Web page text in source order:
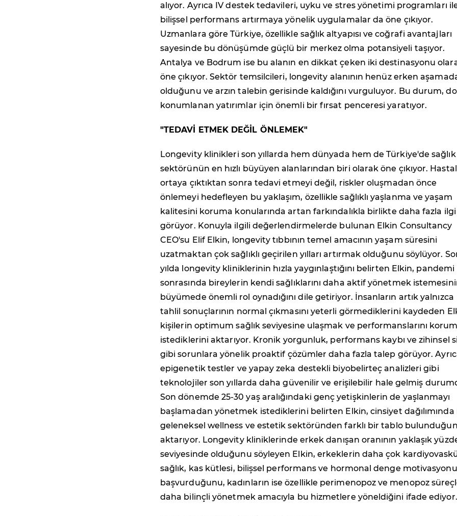
alıyor. Ayrıca IV destek tedavileri, uyku ve stres yönetimi programları
bilişsel performans artırmaya yönelik uygulamalar da öne çıkıyor.
Uzmanlara göre Türkiye, özellikle sağlık altyapısı ve coğrafi avantajları
sayesinde bu dönüşümde güçlü bir merkez olma potansiyeli taşıyor.
Antalya ve Bodrum ise bu alanın en dikkat çeken iki destinasyonu
öne çıkıyor. Sektör temsilcileri, longevity alanının henüz erken
olduğunu ve arzın talebin gerisinde kaldığını vurguluyor. Bu durum,
konumlanan yatırımlar için önemli bir fırsat penceresi yaratıyor.
"TEDAVİ ETMEK DEĞİL ÖNLEMEK"
Longevity klinikleri son yıllarda hem dünyada hem de Türkiye'de sağlık
sektörünün en hızlı büyüyen alanlarından biri olarak öne çıkıyor.
ortaya çıktıktan sonra tedavi etmeyi değil, riskler oluşmadan önce
önlemeyi hedefleyen bu yaklaşım, özellikle sağlıklı yaşlanma ve yaşam
kalitesini koruma konularında artan farkındalıkla birlikte daha fazla ilgi
görüyor. Konuyla ilgili değerlendirmelerde bulunan Elkin Consultancy
CEO'su Elif Elkin, longevity tıbbının temel amacının yaşam süresini
uzatmaktan çok sağlıklı geçirilen yılları artırmak olduğunu söylüyor.
yılda longevity kliniklerinin hızla yaygınlaştığını belirten Elkin, pandemi
sonrasında bireylerin kendi sağlıklarını daha aktif yönetmek
büyümede önemli rol oynadığını dile getiriyor. İnsanların artık yalnızca
tahlil sonuçlarının normal çıkmasını yeterli görmediklerini kaydeden
kişilerin optimum sağlık seviyesine ulaşmak ve performanslarını
istediklerini aktarıyor. Kronik yorgunluk, performans kaybı ve zihinsel
gibi sorunlara yönelik proaktif çözümler daha fazla talep görüyor.
epigenetik testler ve yapay zeka destekli biyobelirteç analizleri gibi
teknolojiler son yıllarda daha güvenilir ve erişilebilir hale gelmiş
Son dönemde 25-30 yaş aralığındaki genç yetişkinlerin de yaşlanmayı
başlamadan yönetmek istediklerini belirten Elkin, cinsiyet dağılımında
geleneksel wellness ve estetik sektöründen farklı bir tablo
aktarıyor. Longevity kliniklerinde erkek danışan oranının yaklaşık
seviyesinde olduğunu söyleyen Elkin, erkeklerin daha çok
sağlık, kas kütlesi, bilişsel performans ve hormonal denge
başvurduğunu, kadınların ise özellikle perimenopoz ve menopoz
daha bilinçli yönetmek amacıyla bu hizmetlere yöneldiğini ifade ediyor.